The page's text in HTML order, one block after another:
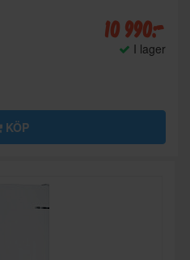
10 990:-
I lager
KÖP